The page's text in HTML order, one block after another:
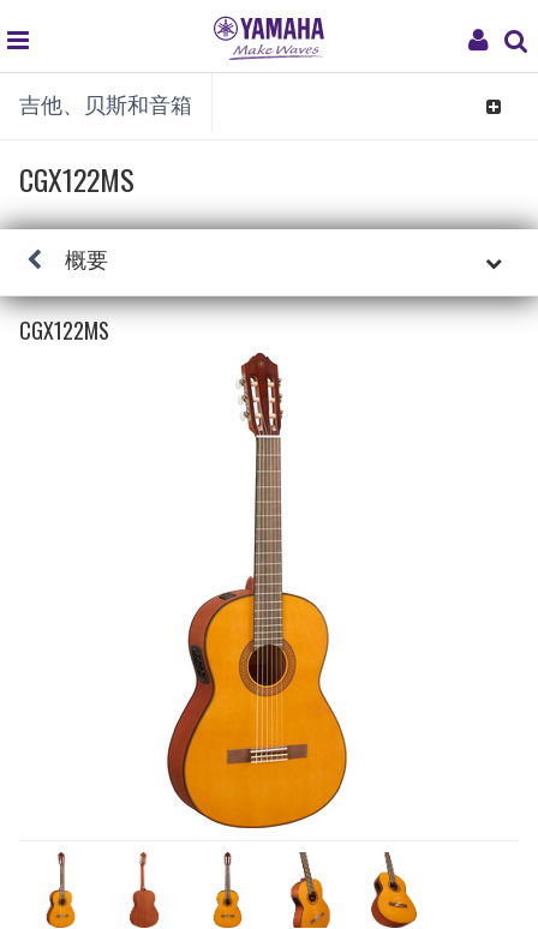
My
global
navigation
吉他、贝斯和音箱
Toggle
CGX122MS
概要
CGX122MS